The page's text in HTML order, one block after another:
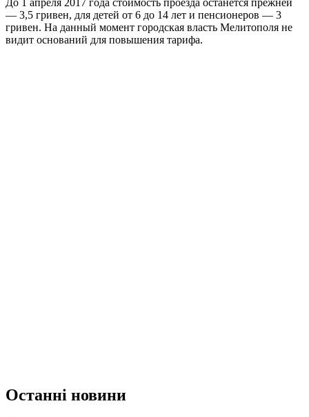
— 3,5 гривен, для детей от 6 до 14 лет и пенсионеров — 3
гривен. На данный момент городская власть Мелитополя не
видит оснований для повышения тарифа.
Останні новини